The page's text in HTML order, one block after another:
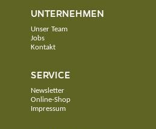
UNTERNEHMEN
Unser Team
Jobs
Kontakt
SERVICE
Newsletter
Online-Shop
Impressum